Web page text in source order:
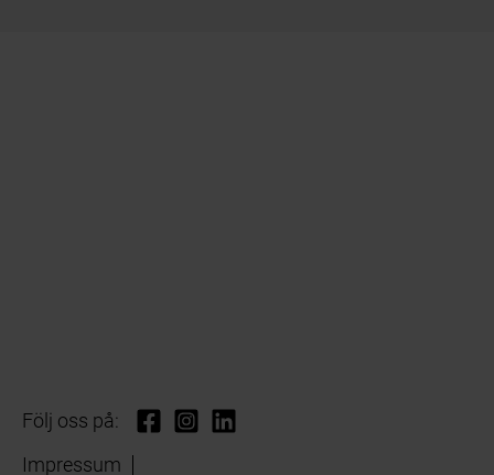
Följ oss på:
Impressum